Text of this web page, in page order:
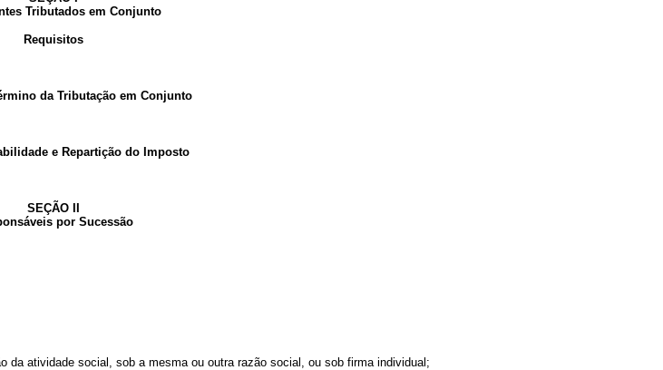
Tributados em Conjunto
Requisitos
da Tributação em Conjunto
e Repartição do Imposto
SEÇÃO II
por Sucessão
atividade social, sob a mesma ou outra razão social, ou sob firma individual;